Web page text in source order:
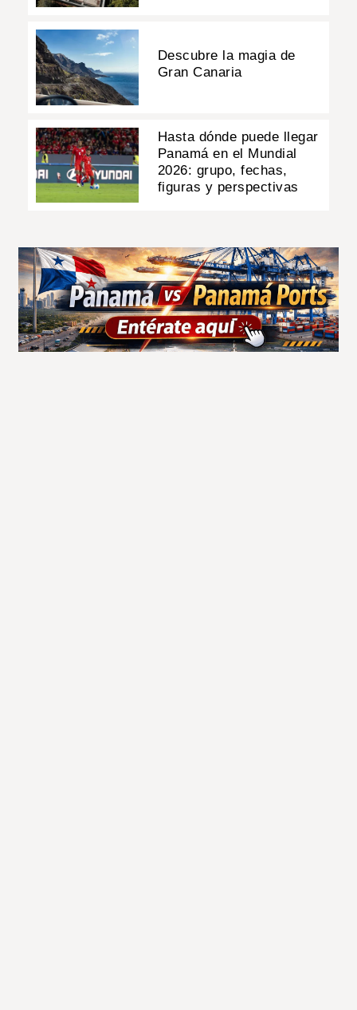
Descubre la magia de
Gran Canaria
Hasta dónde puede llegar
Panamá en el Mundial
2026: grupo, fechas,
figuras y perspectivas